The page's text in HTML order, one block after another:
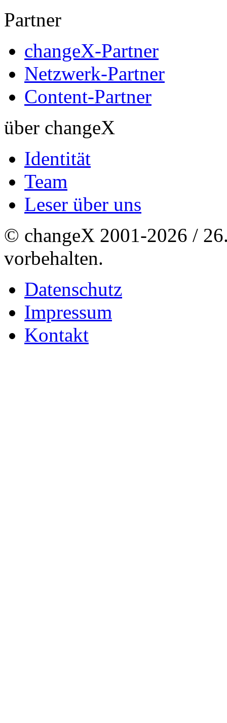
Partner
changeX-Partner
Netzwerk-Partner
Content-Partner
über changeX
Identität
Team
Leser über uns
© changeX 2001-2026 /
vorbehalten.
Datenschutz
Impressum
Kontakt